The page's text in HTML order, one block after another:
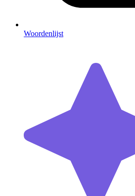
Woordenlijst